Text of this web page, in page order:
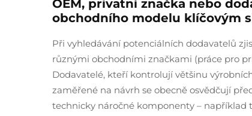
OEM, privatní značka nebo
obchodního modelu klíčovým
Při vyhledávání potenciálních dodavatelů
různými obchodními značkami (práce pro
Dodavatelé, kteří kontrolují většinu
zaměřené na návrh se obecně osvědčují
technicky náročné komponenty –